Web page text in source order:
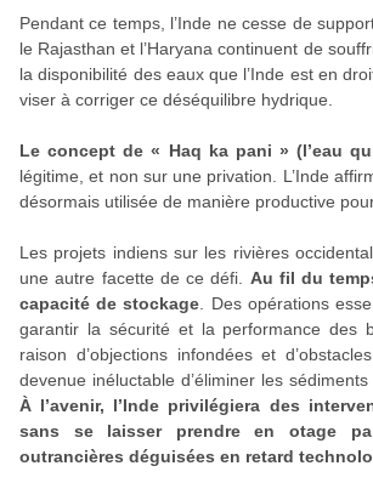
Pendant ce temps, l’Inde ne cesse de
le Rajasthan et l’Haryana continuent de
la disponibilité des eaux que l’Inde est en
viser à corriger ce déséquilibre hydrique.
Le concept de « Haq ka pani » (l’eau
légitime, et non sur une privation. L’Inde
désormais utilisée de manière productive
Les projets indiens sur les rivières
une autre facette de ce défi. Au fil du
capacité de stockage . Des opérations
garantir la sécurité et la performance des
raison d’objections infondées et
devenue inéluctable d’éliminer les
À l’avenir, l’Inde privilégiera des
sans se laisser prendre en otage
outrancières déguisées en retard